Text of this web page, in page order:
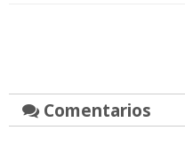
Comentarios